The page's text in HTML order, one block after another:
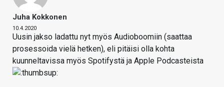
Juha Kokkonen
10.4.2020
Uusin jakso ladattu nyt myös Audioboomiin (saattaa
prosessoida vielä hetken), eli pitäisi olla kohta
kuunneltavissa myös Spotifystä ja Apple Podcasteista